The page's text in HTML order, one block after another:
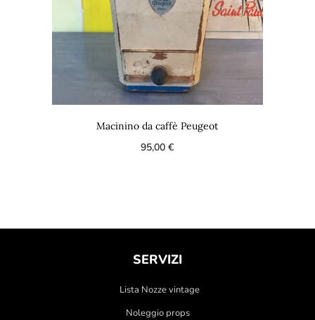
Macinino da caffè Peugeot
95,00€
SERVIZI
Lista Nozze vintage
Noleggio props